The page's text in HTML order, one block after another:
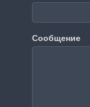
Сообщение